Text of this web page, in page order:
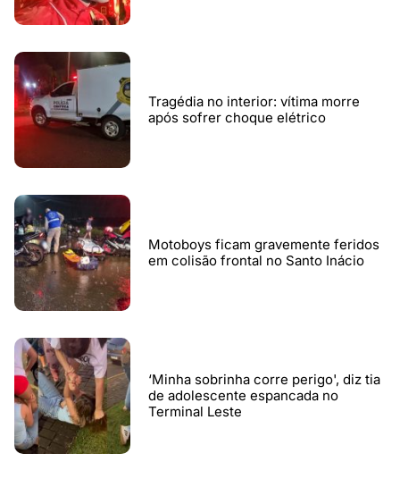
Tragédia no interior: vítima morre
após sofrer choque elétrico
Motoboys ficam gravemente feridos
em colisão frontal no Santo Inácio
‘Minha sobrinha corre perigo', diz tia
de adolescente espancada no
Terminal Leste